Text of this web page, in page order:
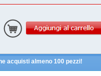
acquisti almeno 100 pezzi!